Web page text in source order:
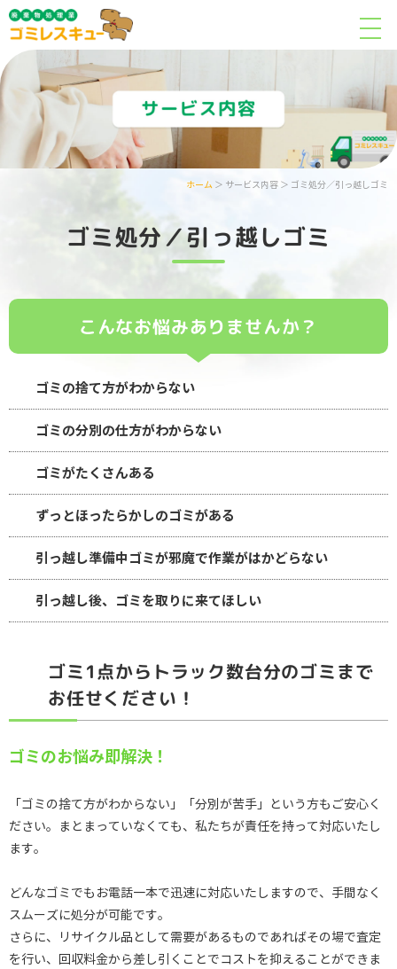
ホーム ＞ サービス内容 ＞ ゴミ処分／引っ越しゴミ
ゴミ処分／引っ越しゴミ
こんなお悩みありませんか？
ゴミの捨て方がわからない
ゴミの分別の仕方がわからない
ゴミがたくさんある
ずっとほったらかしのゴミがある
引っ越し準備中ゴミが邪魔で作業がはかどらない
引っ越し後、ゴミを取りに来てほしい
ゴミ1点からトラック数台分のゴミまで
お任せください！
ゴミのお悩み即解決！
「ゴミの捨て方がわからない」「分別が苦手」という方もご安心く
ださい。まとまっていなくても、私たちが責任を持って対応いたし
ます。
どんなゴミでもお電話一本で迅速に対応いたしますので、手間なく
スムーズに処分が可能です。
さらに、リサイクル品として需要があるものであればその場で査定
を行い、回収料金から差し引くことでコストを抑えることができま